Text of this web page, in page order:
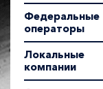
Федеральные
операторы
Локальные
компании